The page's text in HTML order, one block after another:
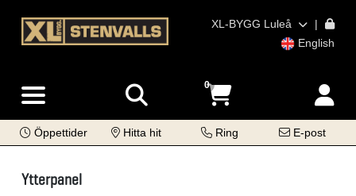
XL-BYGG Luleå
|
English
0
Öppettider Hitta hit Ring E-post
Ytterpanel